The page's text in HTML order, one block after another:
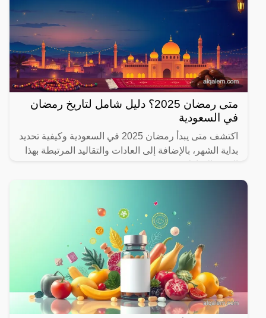
متى رمضان 2025؟ دليل شامل لتاريخ رمضان
في السعودية
اكتشف متى يبدأ رمضان 2025 في السعودية وكيفية تحديد
بداية الشهر، بالإضافة إلى العادات والتقاليد المرتبطة بهذا